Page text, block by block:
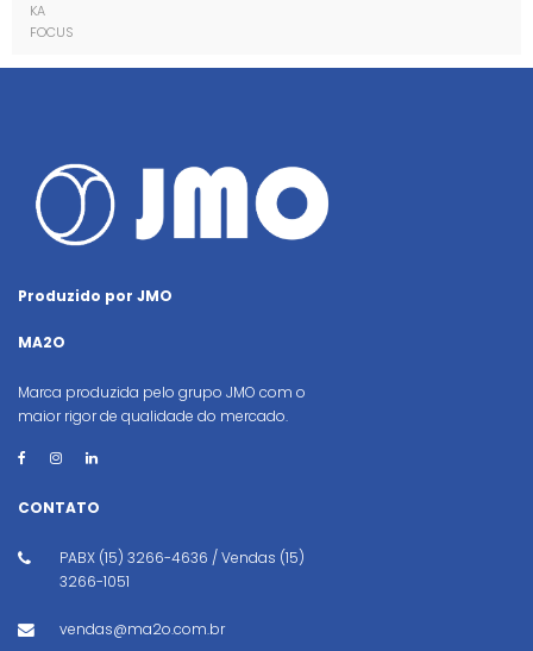
KA
FOCUS
Produzido por JMO
MA2O
Marca produzida pelo grupo JMO com o
maior rigor de qualidade do mercado.
CONTATO
PABX (15) 3266-4636 / Vendas (15)
3266-1051
vendas@ma2o.com.br